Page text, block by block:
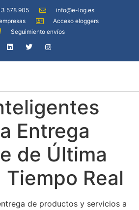
578 905
info@e-log.es
Acceso eloggers
Seguimiento envíos
Entrega
de Última
Tiempo Real
de productos y servicios a